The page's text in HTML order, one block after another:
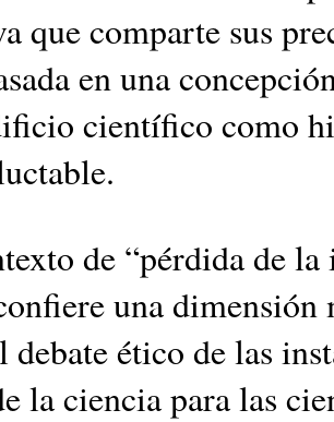
que comparte sus
en una
científico como
de “pérdida de
una
debate ético de las
la ciencia para las